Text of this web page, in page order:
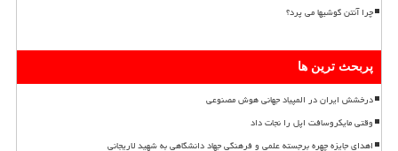
چرا آنتن گوشیها می پرد؟
پربحث ترین ها
درخشش ایران در المپیاد جهانی هوش مصنوعی
وقتی مایکروسافت اپل را نجات داد
اهدای جایزه چهره برجسته علمی و فرهنگی جهاد دانشگاهی به شهید لاریجانی